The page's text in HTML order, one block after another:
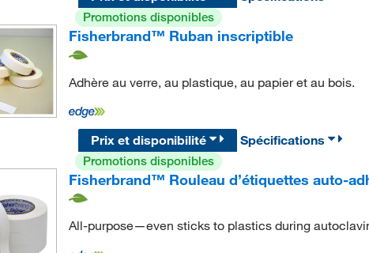
Promotions disponibles
Fisherbrand™ Ruban inscriptible
Adhère au verre, au plastique, au papier et au bois.
Prix et disponibilité
Spécifications
Promotions disponibles
Fisherbrand™ Rouleau d’étiquettes auto-
All-purpose—even sticks to plastics during